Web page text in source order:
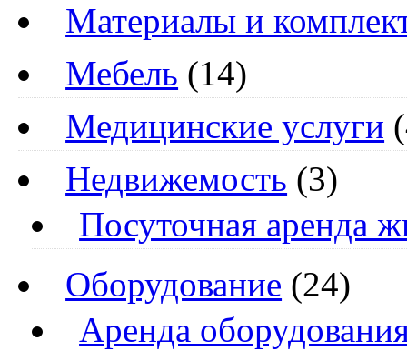
Материалы и
Мебель (14)
Медицинские услуги
Недвижемость (3)
Посуточная аренда
Оборудование (24)
Аренда